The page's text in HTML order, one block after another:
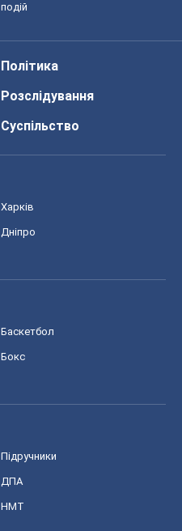
подій
Політика
Розслідування
Суспільство
Харків
Дніпро
Баскетбол
Бокс
Підручники
ДПА
НМТ